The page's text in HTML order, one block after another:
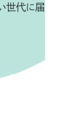
世代に届